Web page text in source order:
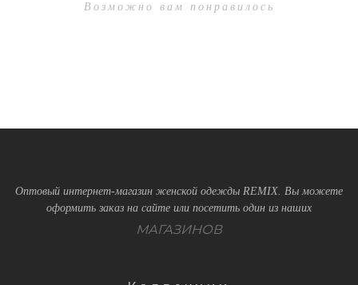
Возможно вам понравилось
Оптовый интернет-магазин женской одежды REMIX. Вы можете
оформить заказ на сайте или посетить один из наших
МАГАЗИНОВ